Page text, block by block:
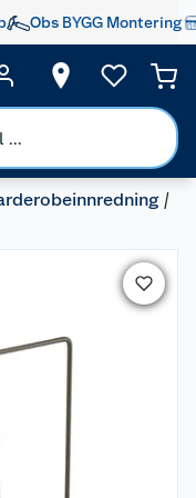
Obs BYGG Montering